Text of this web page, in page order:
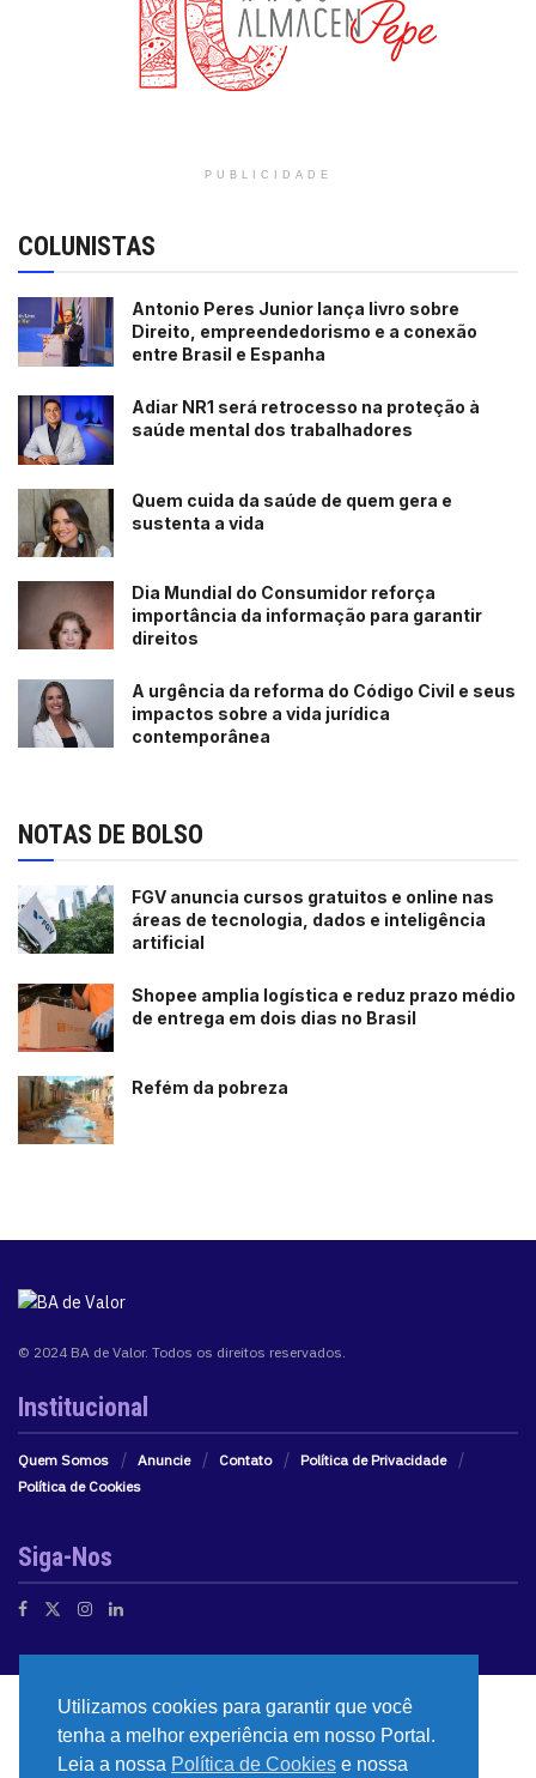
PUBLICIDADE
COLUNISTAS
Antonio Peres Junior lança livro sobre
Direito, empreendedorismo e a conexão
entre Brasil e Espanha
Adiar NR1 será retrocesso na proteção à
saúde mental dos trabalhadores
Quem cuida da saúde de quem gera e
sustenta a vida
Dia Mundial do Consumidor reforça
importância da informação para garantir
direitos
A urgência da reforma do Código Civil e seus
impactos sobre a vida jurídica
contemporânea
NOTAS DE BOLSO
FGV anuncia cursos gratuitos e online nas
áreas de tecnologia, dados e inteligência
artificial
Shopee amplia logística e reduz prazo médio
de entrega em dois dias no Brasil
Refém da pobreza
© 2024 BA de Valor. Todos os direitos reservados.
Institucional
Quem Somos Anuncie Contato
Política de Privacidade
Política de Cookies
Siga-Nos
Utilizamos cookies para garantir que você
tenha a melhor experiência em nosso Portal.
Leia a nossa Política de Cookies e nossa